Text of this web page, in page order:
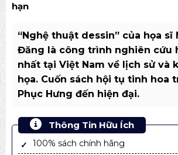
hạn
“Nghệ thuật dessin” của họa sĩ
Đăng là công trình nghiên cứu
nhất tại Việt Nam về lịch sử và
họa. Cuốn sách hội tụ tinh hoa
Phục Hưng đến hiện đại.
Thông Tin Hữu Ích
100% sách chính hãng